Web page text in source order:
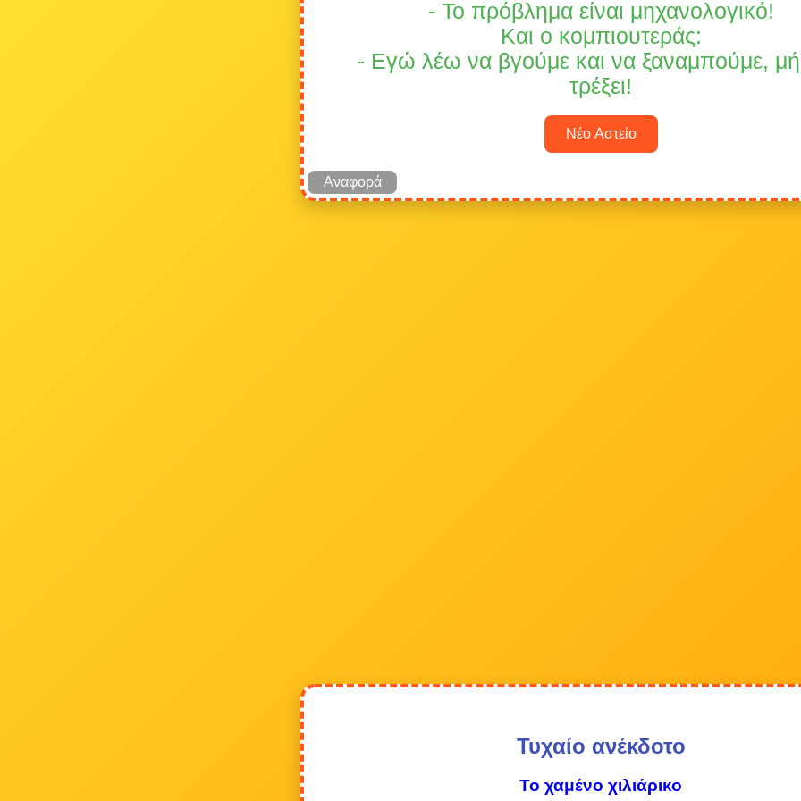
- Το πρόβλημα είναι μηχανολογικό!
Και ο κομπιουτεράς:
- Εγώ λέω να βγούμε και να ξαναμπούμε,
τρέξει!
Νέο Αστείο
Αναφορά
Τυχαίο ανέκδοτο
Το χαμένο χιλιάρικο